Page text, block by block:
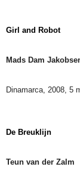
Girl and Robot
Mads Dam
Dinamarca, 2008, 5
De Breuklijn
Teun van der Zalm